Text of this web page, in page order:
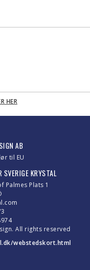
HER
AB
til EU
Palmes Plats 1
All rights reserved
webstedskort.html